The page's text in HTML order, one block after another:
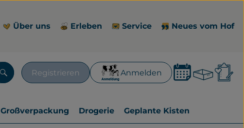
Über uns Erleben Service Neues vom Hof
Registrieren Anmelden
Suchen
Großverpackung Drogerie Geplante Kisten